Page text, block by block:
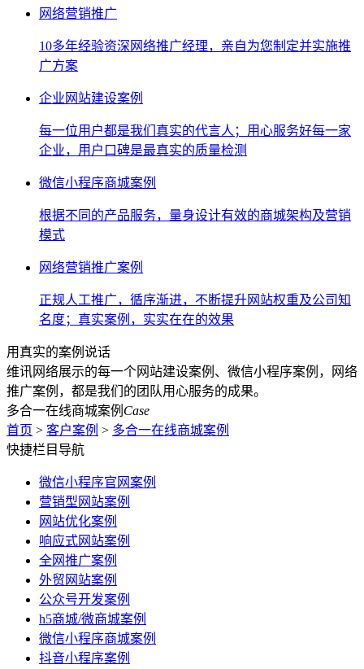
网络营销推广
10多年经验资深网络推广经理，亲自为您制定并实施推
广方案
企业网站建设案例
每一位用户都是我们真实的代言人；用心服务好每一家
企业，用户口碑是最真实的质量检测
微信小程序商城案例
根据不同的产品服务，量身设计有效的商城架构及营销
模式
网络营销推广案例
正规人工推广，循序渐进，不断提升网站权重及公司知
名度；真实案例，实实在在的效果
用真实的案例说话
维讯网络展示的每一个网站建设案例、微信小程序案例，网络
推广案例，都是我们的团队用心服务的成果。
多合一在线商城案例 Case
首页 > 客户案例 > 多合一在线商城案例
快捷栏目导航
微信小程序官网案例
营销型网站案例
网站优化案例
响应式网站案例
全网推广案例
外贸网站案例
公众号开发案例
h5商城/微商城案例
微信小程序商城案例
抖音小程序案例